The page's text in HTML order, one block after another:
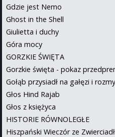
Gdzie jest Nemo
Ghost in the Shell
Giulietta i duchy
Góra mocy
GORZKIE ŚWIĘTA
Gorzkie święta - pokaz
Gołąb przysiadł na gałęzi i
Głos Hind Rajab
Głos z księżyca
HISTORIE RÓWNOLEGŁE
Hiszpański Wieczór ze